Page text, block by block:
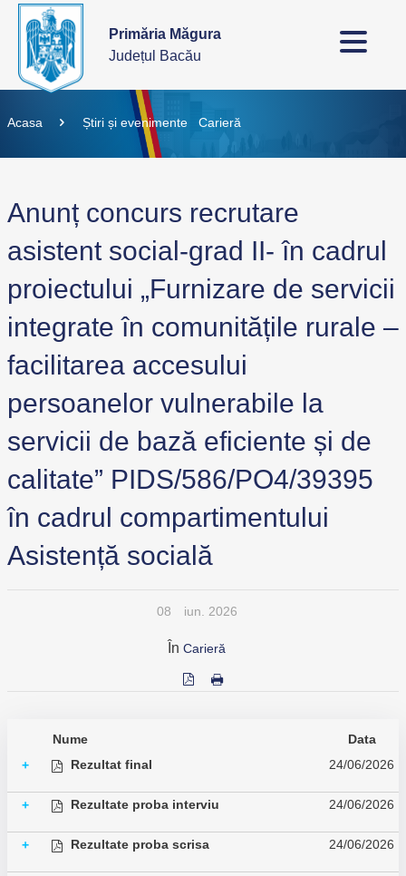
Primăria Măgura
Județul Bacău
Acasa Știri și evenimente Carieră
Anunț concurs recrutare
asistent social-grad II- în cadrul
proiectului „Furnizare de servicii
integrate în comunitățile rurale –
facilitarea accesului
persoanelor vulnerabile la
servicii de bază eficiente și de
calitate” PIDS/586/PO4/39395
în cadrul compartimentului
Asistență socială
08 iun. 2026
În Carieră
Nume
Data
+
Rezultat final 24/06/2026
+ Rezultate proba interviu 24/06/2026
+ Rezultate proba scrisa 24/06/2026